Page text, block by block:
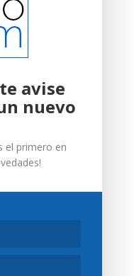
avise
nuevo
el primero en